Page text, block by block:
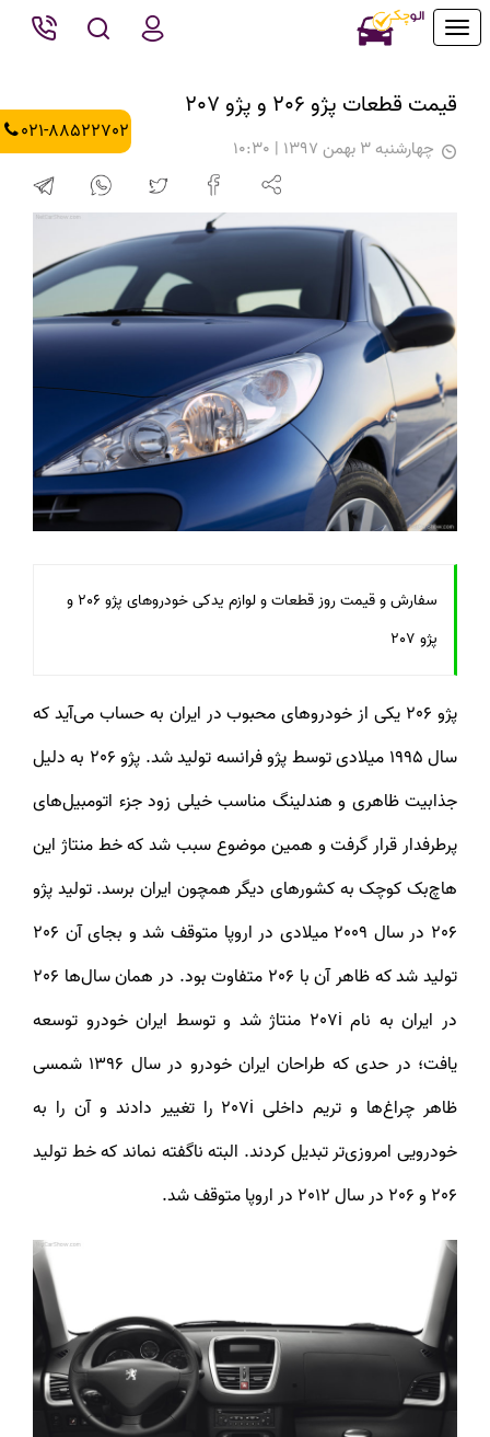
Toggle
021-88522702
قیمت قطعات پژو 206 و پژو 207
چهارشنبه 3 بهمن 1397 | 10:30
سفارش و قیمت روز قطعات و لوازم یدکی خودروهای پژو 206 و
پژو 207
پژو 206 یکی از خودروهای محبوب در ایران به حساب می‌آید که
سال 1995 میلادی توسط پژو فرانسه تولید شد. پژو 206 به دلیل
جذابیت ظاهری و هندلینگ مناسب خیلی زود جزء اتومبیل‌های
پرطرفدار قرار گرفت و همین موضوع سبب شد که خط منتاژ این
هاچ‌بک کوچک به کشورهای دیگر همچون ایران برسد. تولید پژو
206 در سال 2009 میلادی در اروپا متوقف شد و بجای آن 206
تولید شد که ظاهر آن با 206 متفاوت بود. در همان سال‌ها 206
در ایران به نام 207i منتاژ شد و توسط ایران خودرو توسعه
یافت؛ در حدی که طراحان ایران خودرو در سال 1396 شمسی
ظاهر چراغ‌ها و تریم داخلی 207i را تغییر دادند و آن را به
خودرویی امروزی‌تر تبدیل کردند. البته ناگفته نماند که خط تولید
206 و 206 در سال 2012 در اروپا متوقف شد.